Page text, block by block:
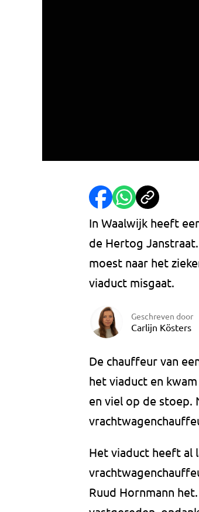
In Waalwijk heeft
de Hertog
moest naar het
viaduct misgaat.
Geschreven door
Carlijn Kösters
De chauffeur van
het viaduct en
en viel op de stoep.
Het viaduct heeft al
Ruud Hornmann